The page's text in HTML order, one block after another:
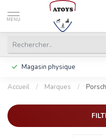
MENU
Magasin physique
Accueil / Marques /